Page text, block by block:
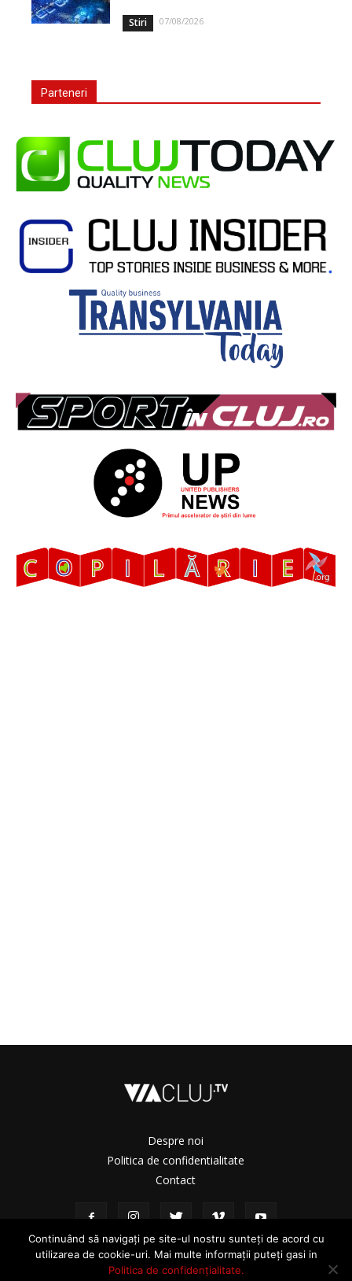
Stiri 07/08/2026
Parteneri
Despre noi
Politica de confidentialitate
Contact
Continuând să navigați pe site-ul nostru sunteți de acord cu
utilizarea de cookie-uri. Mai multe informații puteți gasi in
Politica de confidențialitate.